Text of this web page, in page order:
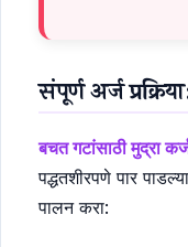
संपूर्ण अर्ज
बचत गटांसाठी मुद्रा
पद्धतशीरपणे पार
पालन करा: